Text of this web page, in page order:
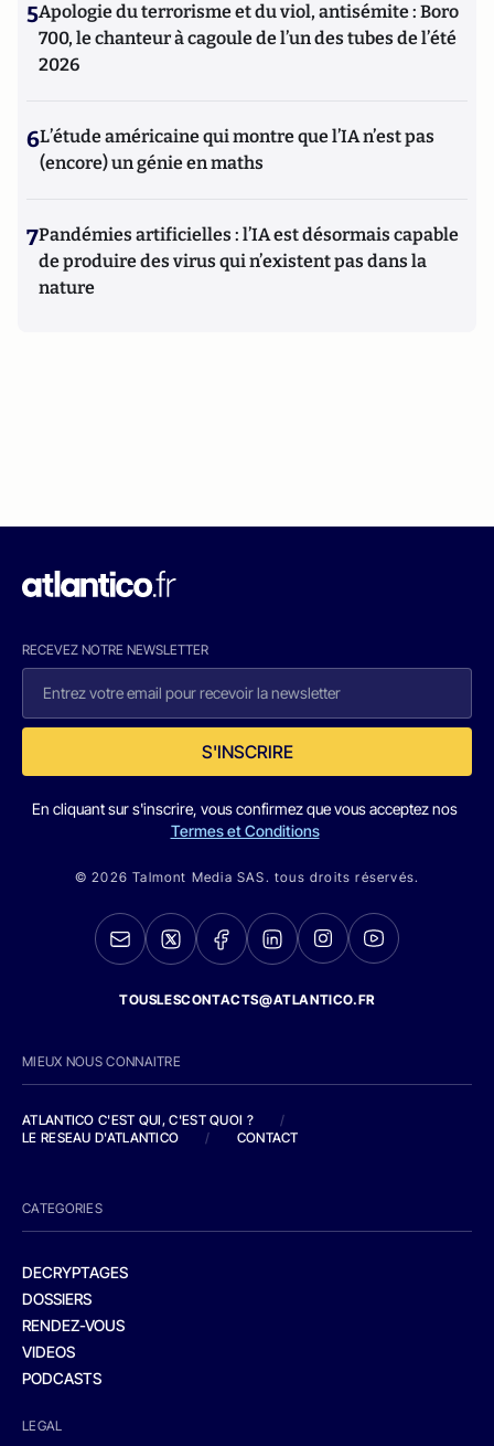
5Apologie du terrorisme et du viol, antisémite : Boro
700, le chanteur à cagoule de l’un des tubes de l’été
2026
6L’étude américaine qui montre que l’IA n’est pas
(encore) un génie en maths
7Pandémies artificielles : l’IA est désormais capable
de produire des virus qui n’existent pas dans la
nature
RECEVEZ NOTRE NEWSLETTER
S'INSCRIRE
En cliquant sur s'inscrire, vous confirmez que vous acceptez nos
Termes et Conditions
© 2026 Talmont Media SAS. tous droits réservés.
TOUSLESCONTACTS@ATLANTICO.FR
MIEUX NOUS CONNAITRE
ATLANTICO C'EST QUI, C'EST QUOI ?
/
LE RESEAU D'ATLANTICO
/ CONTACT
CATEGORIES
DECRYPTAGES
DOSSIERS
RENDEZ-VOUS
VIDEOS
PODCASTS
LEGAL